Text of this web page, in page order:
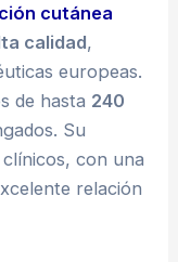
cutánea
calidad,
europeas.
de hasta 240
Su
con una
relación